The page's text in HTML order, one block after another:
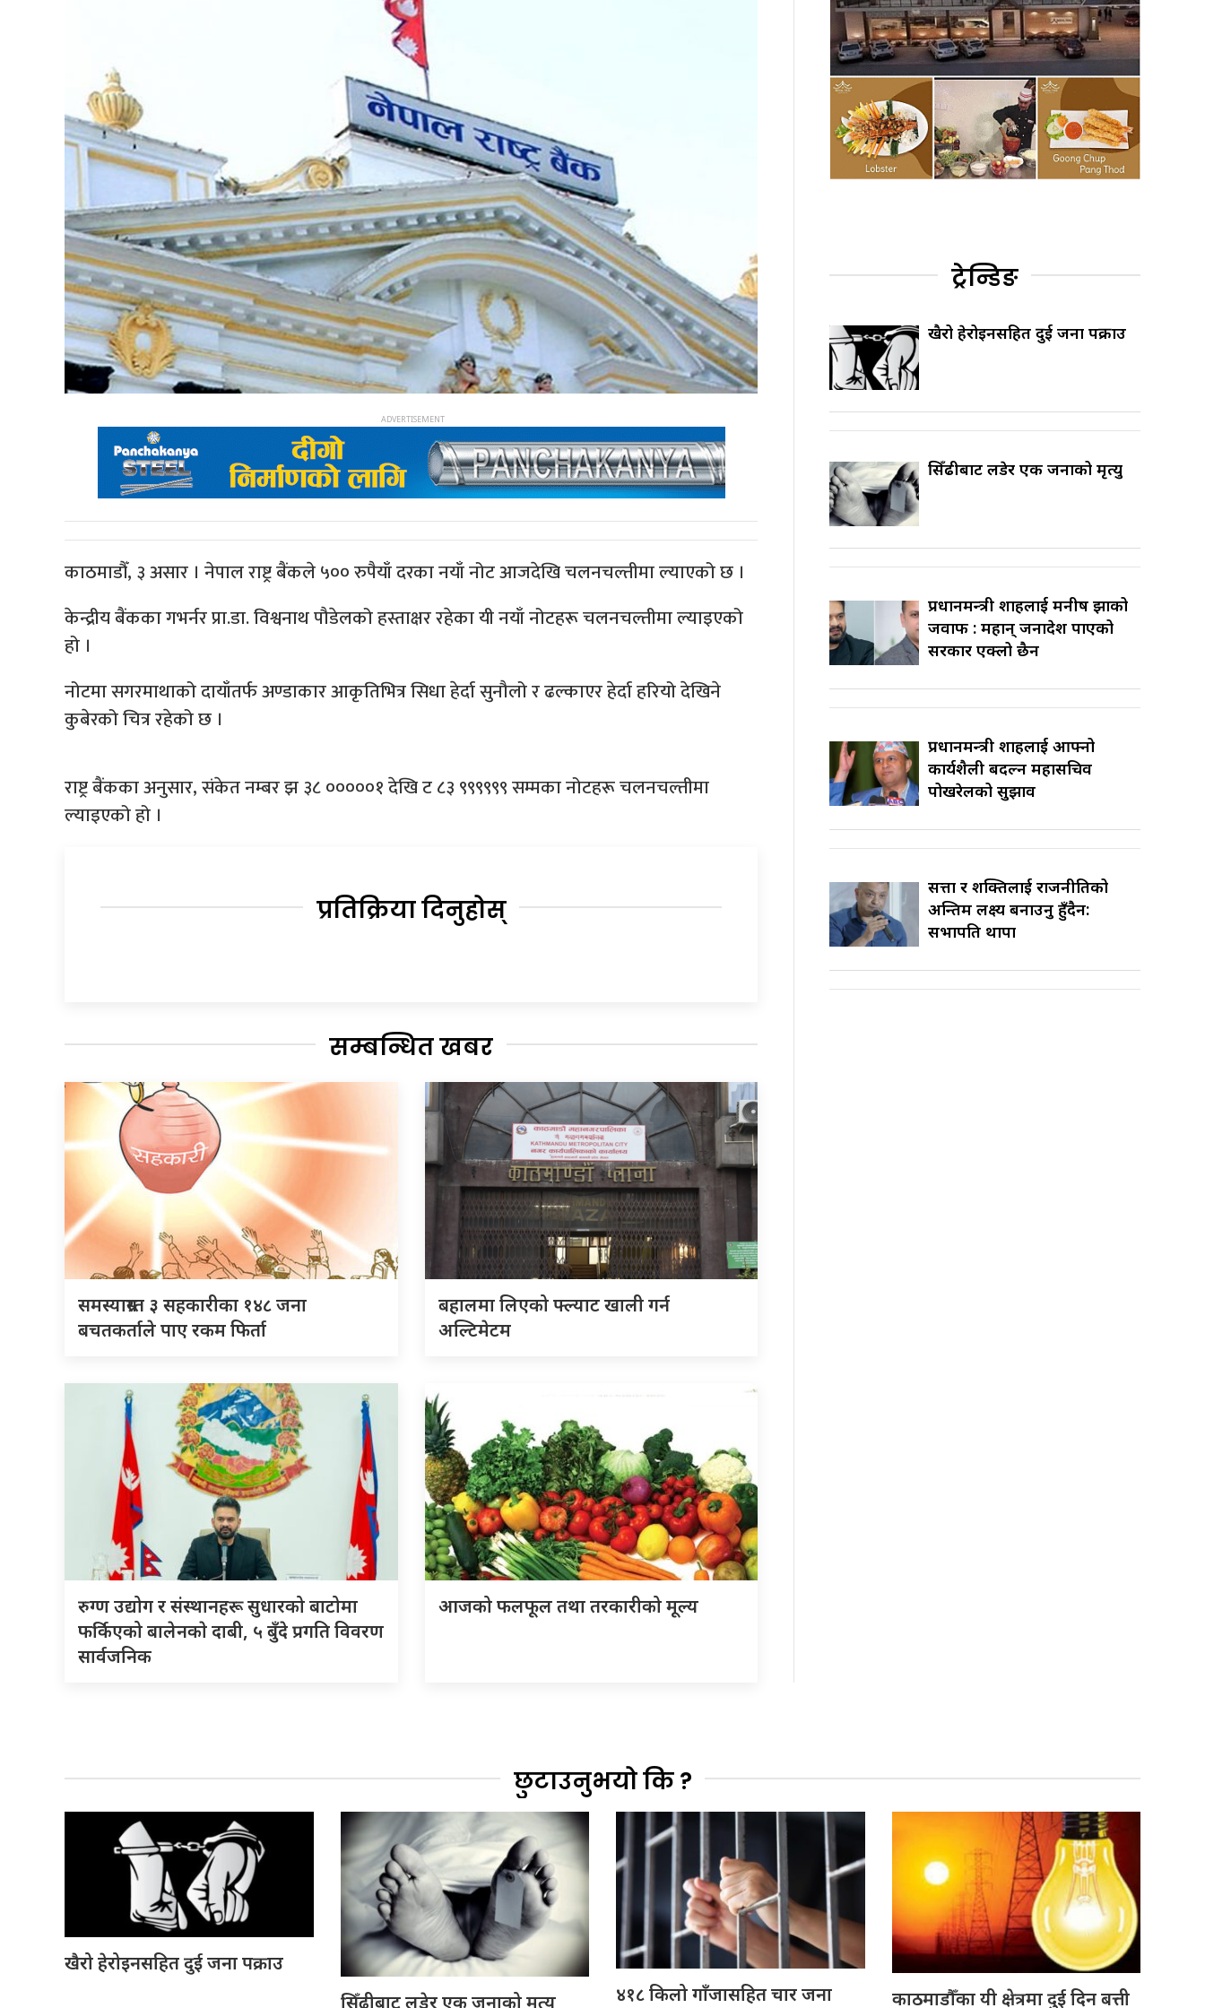
काठमाडौँ, ३ असार । नेपाल राष्ट्र बैंकले ५०० रुपैयाँ दरका नयाँ नोट आजदेखि चलनचल्तीमा ल्याएको छ ।
केन्द्रीय बैंकका गभर्नर प्रा.डा. विश्वनाथ पौडेलको हस्ताक्षर रहेका यी नयाँ नोटहरू चलनचल्तीमा ल्याइएको
हो ।
नोटमा सगरमाथाको दायाँतर्फ अण्डाकार आकृतिभित्र सिधा हेर्दा सुनौलो र ढल्काएर हेर्दा हरियो देखिने
कुबेरको चित्र रहेको छ ।
राष्ट्र बैंकका अनुसार, संकेत नम्बर झ ३८ ०००००१ देखि ट ८३ ९९९९९९ सम्मका नोटहरू चलनचल्तीमा
ल्याइएको हो ।
प्रतिक्रिया दिनुहोस्
सम्बन्धित खबर
समस्याग्रस्त ३ सहकारीका १४८ जना
बचतकर्ताले पाए रकम फिर्ता
बहालमा लिएको फ्ल्याट खाली गर्न
अल्टिमेटम
रुग्ण उद्योग र संस्थानहरू सुधारको बाटोमा
फर्किएको बालेनकाे दाबी, ५ बुँदे प्रगति विवरण
सार्वजनिक
आजको फलफूल तथा तरकारीको मूल्य
ट्रेन्डिङ
खैरो हेरोइनसहित दुई जना पक्राउ
सिँढीबाट लडेर एक जनाको मृत्यु
प्रधानमन्त्री शाहलाई मनीष झाको
जवाफ : महान् जनादेश पाएको
सरकार एक्लो छैन
प्रधानमन्त्री शाहलाई आफ्नो
कार्यशैली बदल्न महासचिव
पोखरेलको सुझाव
सत्ता र शक्तिलाई राजनीतिको
अन्तिम लक्ष्य बनाउनु हुँदैन:
सभापति थापा
छुटाउनुभयो कि ?
खैरो हेरोइनसहित दुई जना पक्राउ
सिँढीबाट लडेर एक जनाको मृत्यु
४१८ किलो गाँजासहित चार जना
काठमाडौँका यी क्षेत्रमा दुई दिन बत्ती